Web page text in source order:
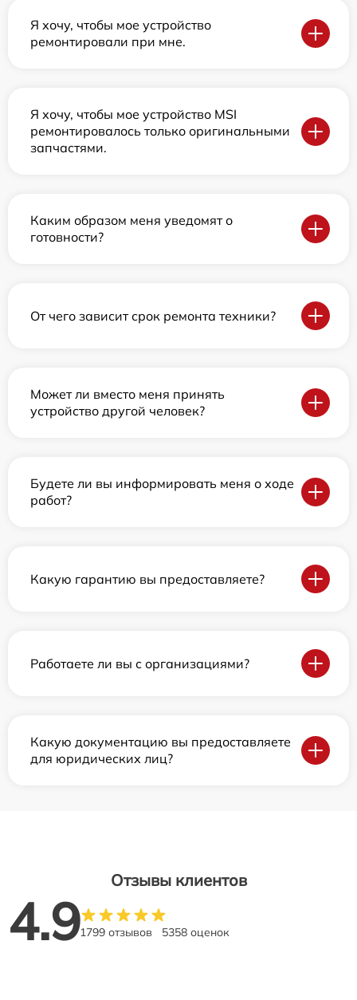
Я хочу, чтобы мое устройство
ремонтировали при мне.
Я хочу, чтобы мое устройство MSI
ремонтировалось только оригинальными
запчастями.
Каким образом меня уведомят о
готовности?
От чего зависит срок ремонта техники?
Может ли вместо меня принять
устройство другой человек?
Будете ли вы информировать меня о ходе
работ?
Какую гарантию вы предоставляете?
Работаете ли вы с организациями?
Какую документацию вы предоставляете
для юридических лиц?
Отзывы клиентов
4.91799 отзывов 5358 оценок